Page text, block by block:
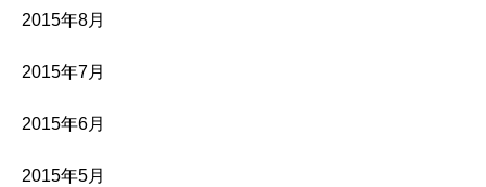
2015年8月
2015年7月
2015年6月
2015年5月